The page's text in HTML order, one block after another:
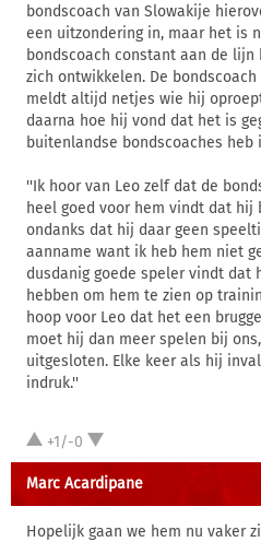
bondscoach van Slowakije
een uitzondering in, maar het is
bondscoach constant aan de
zich ontwikkelen. De
meldt altijd netjes wie hij
daarna hoe hij vond dat het is
buitenlandse bondscoaches
''Ik hoor van Leo zelf dat de
heel goed voor hem vindt dat
ondanks dat hij daar geen
aanname want ik heb hem niet
dusdanig goede speler vindt dat
hebben om hem te zien op
hoop voor Leo dat het een
moet hij dan meer spelen bij
uitgesloten. Elke keer als hij
indruk.''
+1/-0
Marc Acardipane
Hopelijk gaan we hem nu vaker